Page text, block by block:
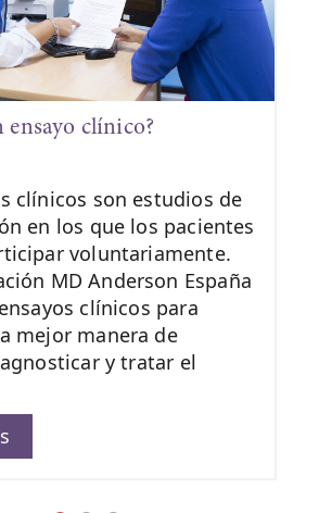
ensayo clínico?
clínicos son estudios de
en los que los pacientes
voluntariamente.
MD Anderson España
clínicos para
mejor manera de
y tratar el